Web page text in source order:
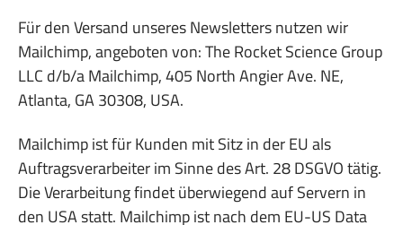
Für den Versand unseres Newsletters nutzen wir
Mailchimp, angeboten von: The Rocket Science Group
LLC d/b/a Mailchimp, 405 North Angier Ave. NE,
Atlanta, GA 30308, USA.
Mailchimp ist für Kunden mit Sitz in der EU als
Auftragsverarbeiter im Sinne des Art. 28 DSGVO tätig.
Die Verarbeitung findet überwiegend auf Servern in
den USA statt. Mailchimp ist nach dem EU-US Data